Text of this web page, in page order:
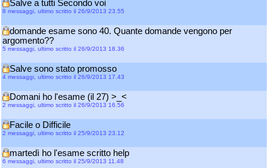
Salve a tutti Secondo voi
8 messaggi, ultimo scritto il 26/9/2013 23.55
domande esame sono 40. Quante domande vengono per
argomento??
5 messaggi, ultimo scritto il 26/9/2013 18.36
Salve sono stato promosso
4 messaggi, ultimo scritto il 26/9/2013 17.43
Domani ho l'esame (il 27) >_<
2 messaggi, ultimo scritto il 26/9/2013 16.56
Facile o Difficile
2 messaggi, ultimo scritto il 25/9/2013 23.12
martedì ho l'esame scritto help
6 messaggi, ultimo scritto il 25/9/2013 11.48